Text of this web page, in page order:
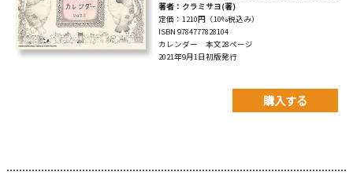
著者： クラミサヨ(著)
定価： 1210円（10%税込み）
ISBN 9784777828104
カレンダー 本文28ページ
2021年9月1日初版発行
購入する